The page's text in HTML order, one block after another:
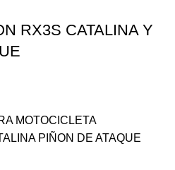
RX3S CATALINA Y
MOTOCICLETA
PIÑON DE ATAQUE